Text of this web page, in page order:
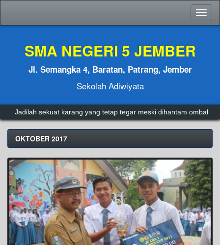
SMA NEGERI 5 JEMBER
Jl. Semangka 4, Baratan, Patrang, Jember
Sekolah Adiwiyata
sekuat karang yang tetap tegar meski dihantam ombak.Admin
OKTOBER 2017